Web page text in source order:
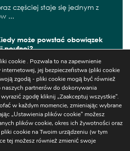
częściej staje się jednym z
...
może powstać obowiązek
poufnej?
obowiązywać kolejne
...
Szukaj
cookie . Pozwala to na zapewnienie
internetowej, jej bezpieczeństwa (pliki cookie
zgodą - pliki cookie mogą być również
partnerów do dokonywania
zgodę kliknij „Zaakceptuj wszystkie”.
w każdym momencie, zmieniając wybrane
„Ustawienia plików cookie” możesz
plików cookie, okres ich żywotności oraz
cookie na Twoim urządzeniu (w tym
tej możesz również zmienić swoje